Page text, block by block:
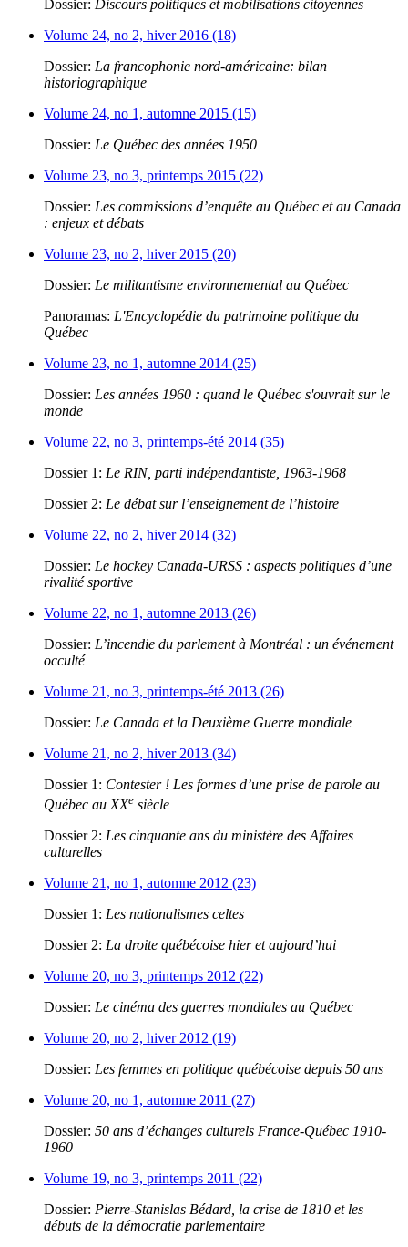
Dossier: Discours politiques et mobilisations citoyennes
Volume 24, no 2, hiver 2016 (18)
Dossier: La francophonie nord-américaine: bilan
historiographique
Volume 24, no 1, automne 2015 (15)
Dossier: Le Québec des années 1950
Volume 23, no 3, printemps 2015 (22)
Dossier: Les commissions d’enquête au Québec et au Canada
: enjeux et débats
Volume 23, no 2, hiver 2015 (20)
Dossier: Le militantisme environnemental au Québec
Panoramas: L'Encyclopédie du patrimoine politique du
Québec
Volume 23, no 1, automne 2014 (25)
Dossier: Les années 1960 : quand le Québec s'ouvrait sur le
monde
Volume 22, no 3, printemps-été 2014 (35)
Dossier 1: Le RIN, parti indépendantiste, 1963-1968
Dossier 2: Le débat sur l’enseignement de l’histoire
Volume 22, no 2, hiver 2014 (32)
Dossier: Le hockey Canada-URSS : aspects politiques d’une
rivalité sportive
Volume 22, no 1, automne 2013 (26)
Dossier: L’incendie du parlement à Montréal : un événement
occulté
Volume 21, no 3, printemps-été 2013 (26)
Dossier: Le Canada et la Deuxième Guerre mondiale
Volume 21, no 2, hiver 2013 (34)
Dossier 1: Contester ! Les formes d’une prise de parole au
Québec au XXe siècle
Dossier 2: Les cinquante ans du ministère des Affaires
culturelles
Volume 21, no 1, automne 2012 (23)
Dossier 1: Les nationalismes celtes
Dossier 2: La droite québécoise hier et aujourd’hui
Volume 20, no 3, printemps 2012 (22)
Dossier: Le cinéma des guerres mondiales au Québec
Volume 20, no 2, hiver 2012 (19)
Dossier: Les femmes en politique québécoise depuis 50 ans
Volume 20, no 1, automne 2011 (27)
Dossier: 50 ans d’échanges culturels France-Québec 1910-
1960
Volume 19, no 3, printemps 2011 (22)
Dossier: Pierre-Stanislas Bédard, la crise de 1810 et les
débuts de la démocratie parlementaire